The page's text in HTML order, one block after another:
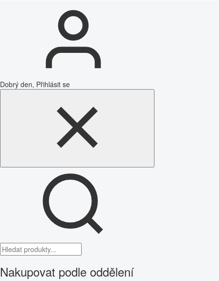
Dobrý den, Přihlásit se
Nakupovat podle oddělení